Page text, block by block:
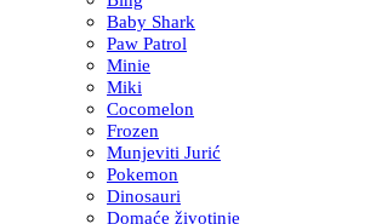
Baby Shark
Paw Patrol
Minie
Miki
Cocomelon
Frozen
Munjeviti Jurić
Pokemon
Dinosauri
Domaće životinje